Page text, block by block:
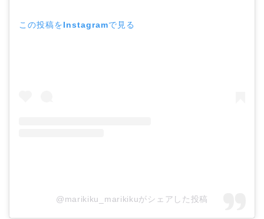
この投稿をInstagramで見る
@marikiku_marikikuがシェアした投稿